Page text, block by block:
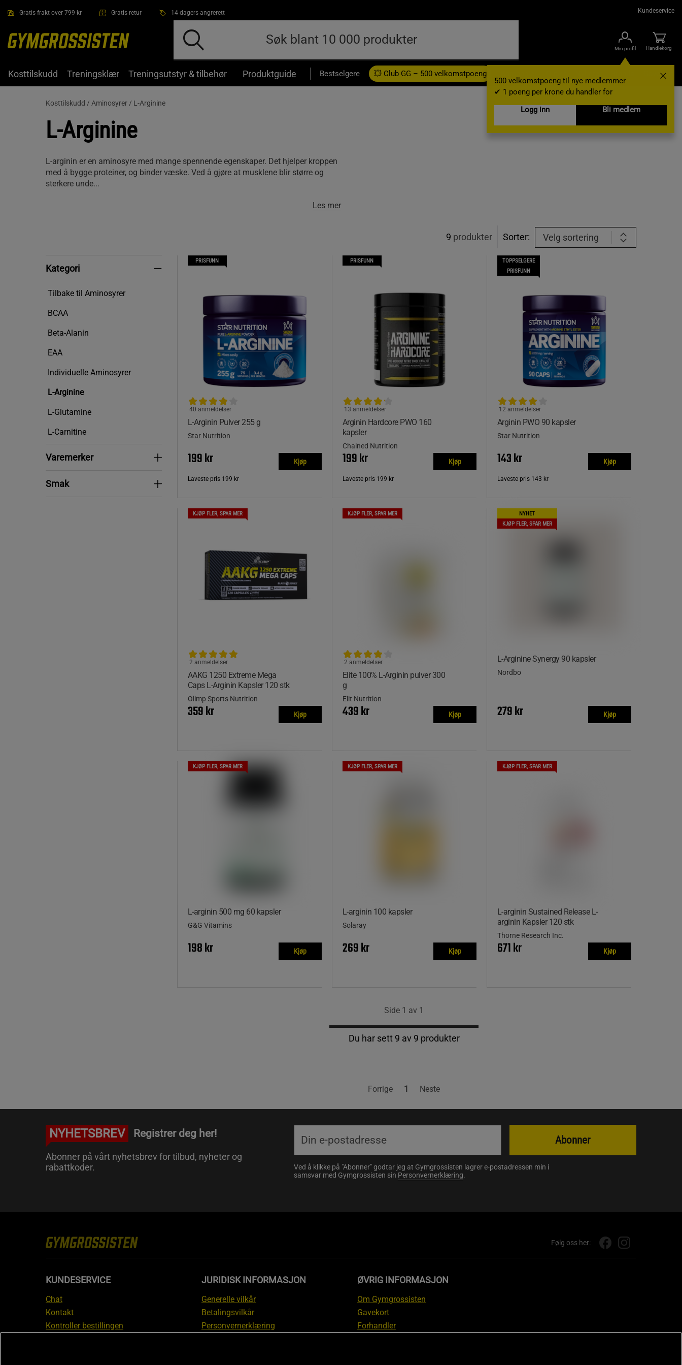
Gratis frakt over 799 kr Gratis retur 14 dagers angrerett Kundeservice
Min profil
500 velkomstpoeng til nye medlemmer
✔ 1 poeng per krone du handler for
Logg inn
Bli medlem
Handlekorg
Kosttilskudd Treningsklær Treningsutstyr & tilbehør Produktguide Bestselgere 💥 Club GG – 500 velkomstpoeng Gavekort
Kosttilskudd / Aminosyrer / L-Arginine
L-Arginine
L-arginin er en aminosyre med mange spennende egenskaper. Det hjelper kroppen
med å bygge proteiner, og binder væske. Ved å gjøre at musklene blir større og
sterkere unde...
Les mer
9 produkter Sorter: Velg sortering
KategoriKategori
Tilbake til Aminosyrer
BCAA
Beta-Alanin
EAA
Individuelle Aminosyrer
L-Arginine
L-Glutamine
L-Carnitine
VaremerkerVaremerker
SmakSmak
PRISFUNN
L-Arginin Pulver 255 g
40 anmeldelser
Star Nutrition
199 kr Kjøp
Laveste pris 199 kr
PRISFUNN
Arginin Hardcore PWO 160
kapsler
13 anmeldelser
Chained Nutrition
199 kr Kjøp
Laveste pris 199 kr
TOPPSELGERE
PRISFUNN
Arginin PWO 90 kapsler
12 anmeldelser
Star Nutrition
143 kr Kjøp
Laveste pris 143 kr
KJØP FLER, SPAR MER
AAKG 1250 Extreme Mega
Caps L-Arginin Kapsler 120 stk
2 anmeldelser
Olimp Sports Nutrition
359 kr Kjøp
KJØP FLER, SPAR MER
Elite 100% L-Arginin pulver 300
g
2 anmeldelser
Elit Nutrition
439 kr Kjøp
NYHET
KJØP FLER, SPAR MER
L-Arginine Synergy 90 kapsler
Nordbo
279 kr Kjøp
KJØP FLER, SPAR MER
L-arginin 500 mg 60 kapsler
G&G Vitamins
198 kr Kjøp
KJØP FLER, SPAR MER
L-arginin 100 kapsler
Solaray
269 kr Kjøp
KJØP FLER, SPAR MER
L-arginin Sustained Release L-
arginin Kapsler 120 stk
Thorne Research Inc.
671 kr Kjøp
Side 1 av 1
Du har sett 9 av 9 produkter
Forrige 1 Neste
NYHETSBREV Registrer deg her!
Abonner på vårt nyhetsbrev for tilbud, nyheter og
rabattkoder.
Ved å klikke på "Abonner" godtar jeg at Gymgrossisten lagrer e-postadressen min i
samsvar med Gymgrossisten sin Personvernerklæring.
Abonner
Følg oss her:
KUNDESERVICE
Chat
Kontakt
Kontroller bestillingen
JURIDISK INFORMASJON
Generelle vilkår
Betalingsvilkår
Personvernerklæring
ØVRIG INFORMASJON
Om Gymgrossisten
Gavekort
Forhandler